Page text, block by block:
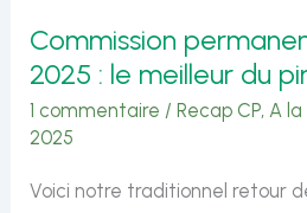
pire
Commission
2025 : le meilleur du
1 commentaire /Recap CP, A la
2025
Voici notre traditionnel retour